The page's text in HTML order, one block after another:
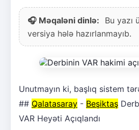
🎧 Məqaləni dinlə:
Bu yazı
versiya hələ hazırlanmayıb.
Unutmayın ki, başlıq sistem
## Qalatasaray - Beşiktaş
VAR Heyəti Açıqlandı